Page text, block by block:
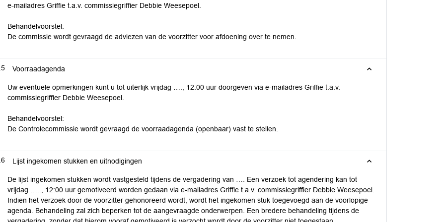
e-mailadres Griffie t.a.v. commissiegriffier Debbie Weesepoel.
Behandelvoorstel:
De commissie wordt gevraagd de adviezen van de voorzitter voor afdoening over te nemen.
Voorraadagenda
Uw eventuele opmerkingen kunt u tot uiterlijk vrijdag …., 12:00 uur doorgeven via e-mailadres Griffie t.a.v.
commissiegriffier Debbie Weesepoel.
Behandelvoorstel:
De Controlecommissie wordt gevraagd de voorraadagenda (openbaar) vast te stellen.
Lijst ingekomen stukken en uitnodigingen
De lijst ingekomen stukken wordt vastgesteld tijdens de vergadering van …. Een verzoek tot agendering kan tot
vrijdag ….., 12:00 uur gemotiveerd worden gedaan via e-mailadres Griffie t.a.v. commissiegriffier Debbie Weesepoel.
Indien het verzoek door de voorzitter gehonoreerd wordt, wordt het ingekomen stuk toegevoegd aan de voorlopige
agenda. Behandeling zal zich beperken tot de aangevraagde onderwerpen. Een bredere behandeling tijdens de